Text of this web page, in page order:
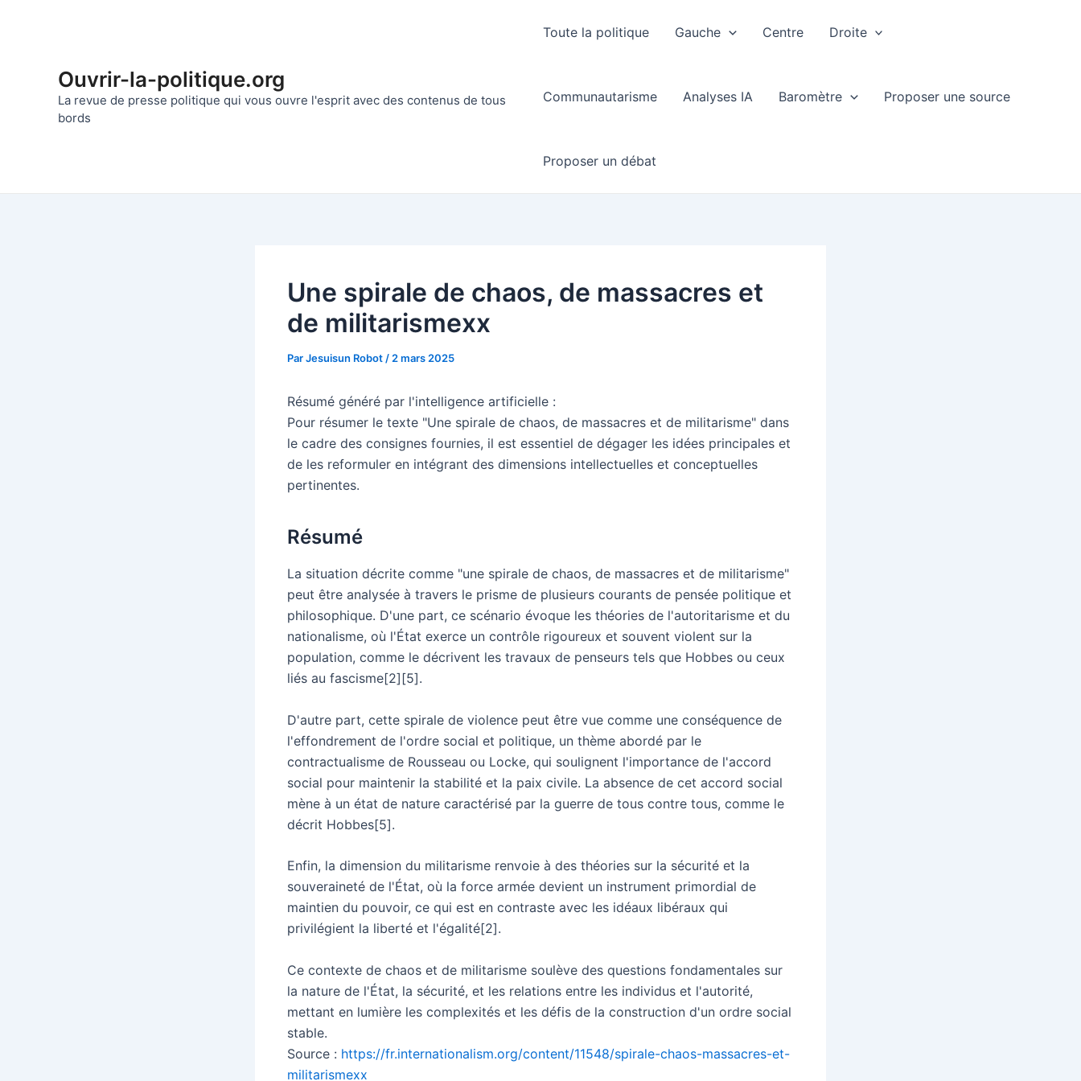
Ouvrir-la-politique.org
La revue de presse politique qui vous ouvre l'esprit avec des contenus de tous
bords
Toute la politique Gauche Centre Droite
Communautarisme Analyses IA Baromètre Proposer une source
Proposer un débat
Une spirale de chaos, de massacres et
de militarismexx
ParJesuisun Robot / 2 mars 2025
Résumé généré par l'intelligence artificielle :
Pour résumer le texte "Une spirale de chaos, de massacres et de militarisme" dans
le cadre des consignes fournies, il est essentiel de dégager les idées principales et
de les reformuler en intégrant des dimensions intellectuelles et conceptuelles
pertinentes.
Résumé
La situation décrite comme "une spirale de chaos, de massacres et de militarisme"
peut être analysée à travers le prisme de plusieurs courants de pensée politique et
philosophique. D'une part, ce scénario évoque les théories de l'autoritarisme et du
nationalisme, où l'État exerce un contrôle rigoureux et souvent violent sur la
population, comme le décrivent les travaux de penseurs tels que Hobbes ou ceux
liés au fascisme[2][5].
D'autre part, cette spirale de violence peut être vue comme une conséquence de
l'effondrement de l'ordre social et politique, un thème abordé par le
contractualisme de Rousseau ou Locke, qui soulignent l'importance de l'accord
social pour maintenir la stabilité et la paix civile. La absence de cet accord social
mène à un état de nature caractérisé par la guerre de tous contre tous, comme le
décrit Hobbes[5].
Enfin, la dimension du militarisme renvoie à des théories sur la sécurité et la
souveraineté de l'État, où la force armée devient un instrument primordial de
maintien du pouvoir, ce qui est en contraste avec les idéaux libéraux qui
privilégient la liberté et l'égalité[2].
Ce contexte de chaos et de militarisme soulève des questions fondamentales sur
la nature de l'État, la sécurité, et les relations entre les individus et l'autorité,
mettant en lumière les complexités et les défis de la construction d'un ordre social
stable.
Source : https://fr.internationalism.org/content/11548/spirale-chaos-massacres-et-
militarismexx